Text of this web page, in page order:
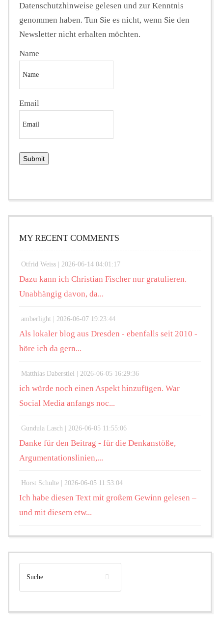
Datenschutzhinweise gelesen und zur Kenntnis
genommen haben. Tun Sie es nicht, wenn Sie den
Newsletter nicht erhalten möchten.
Name
Email
MY RECENT COMMENTS
Otfrid Weiss | 2026-06-14 04:01:17
Dazu kann ich Christian Fischer nur gratulieren.
Unabhängig davon, da...
amberlight | 2026-06-07 19:23:44
Als lokaler blog aus Dresden - ebenfalls seit 2010 -
höre ich da gern...
Matthias Daberstiel | 2026-06-05 16:29:36
ich würde noch einen Aspekt hinzufügen. War
Social Media anfangs noc...
Gundula Lasch | 2026-06-05 11:55:06
Danke für den Beitrag - für die Denkanstöße,
Argumentationslinien,...
Horst Schulte | 2026-06-05 11:53:04
Ich habe diesen Text mit großem Gewinn gelesen –
und mit diesem etw...